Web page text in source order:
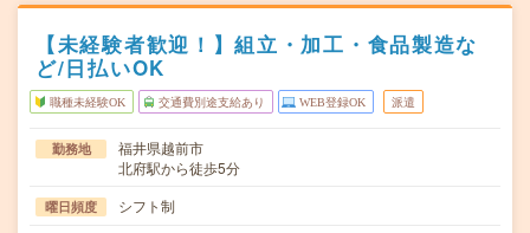
【未経験者歓迎！】組立・加工・食品製造な
ど/日払いOK
職種未経験OK 交通費別途支給あり WEB登録OK 派遣
勤務地
福井県越前市
北府駅から徒歩5分
曜日頻度 シフト制